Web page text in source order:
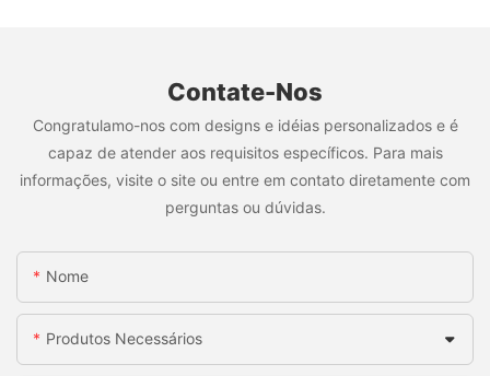
Contate-Nos
Congratulamo-nos com designs e idéias personalizados e é
capaz de atender aos requisitos específicos. Para mais
informações, visite o site ou entre em contato diretamente com
perguntas ou dúvidas.
Nome
Produtos Necessários